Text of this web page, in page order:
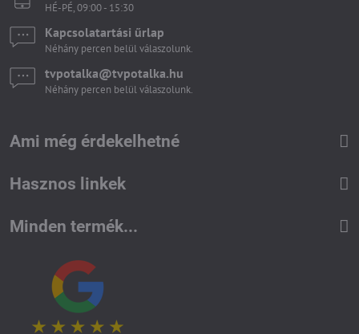
HÉ-PÉ, 09:00 - 15:30
Kapcsolatartási űrlap
Néhány percen belül válaszolunk.
tvpotalka​@tvpotalka​.hu
Néhány percen belül válaszolunk.
Ami még érdekelhetné
Hasznos linkek
Minden termék...